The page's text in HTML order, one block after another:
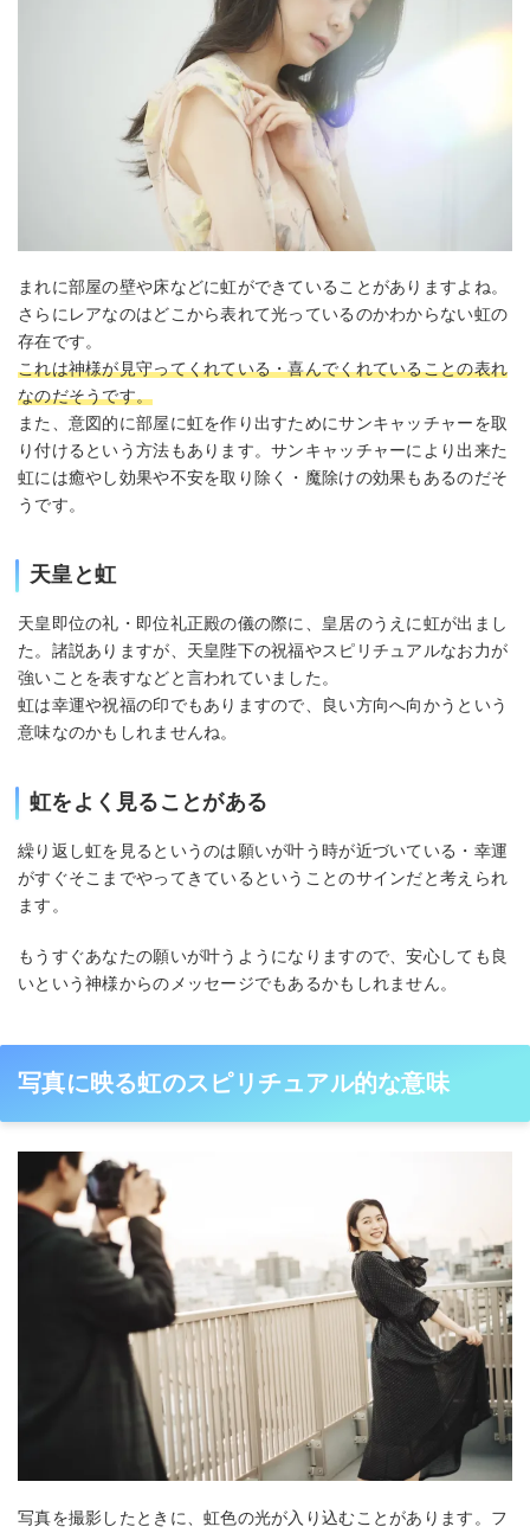
まれに部屋の壁や床などに虹ができていることがありますよね。
さらにレアなのはどこから表れて光っているのかわからない虹の
存在です。
これは神様が見守ってくれている・喜んでくれていることの表れ
なのだそうです。
また、意図的に部屋に虹を作り出すためにサンキャッチャーを取
り付けるという方法もあります。サンキャッチャーにより出来た
虹には癒やし効果や不安を取り除く・魔除けの効果もあるのだそ
うです。
天皇と虹
天皇即位の礼・即位礼正殿の儀の際に、皇居のうえに虹が出まし
た。諸説ありますが、天皇陛下の祝福やスピリチュアルなお力が
強いことを表すなどと言われていました。
虹は幸運や祝福の印でもありますので、良い方向へ向かうという
意味なのかもしれませんね。
虹をよく見ることがある
繰り返し虹を見るというのは願いが叶う時が近づいている・幸運
がすぐそこまでやってきているということのサインだと考えられ
ます。
もうすぐあなたの願いが叶うようになりますので、安心しても良
いという神様からのメッセージでもあるかもしれません。
写真に映る虹のスピリチュアル的な意味
写真を撮影したときに、虹色の光が入り込むことがあります。フ